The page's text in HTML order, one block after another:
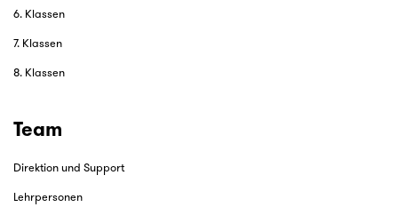
6. Klassen
7. Klassen
8. Klassen
Team
Direktion und Support
Lehrpersonen